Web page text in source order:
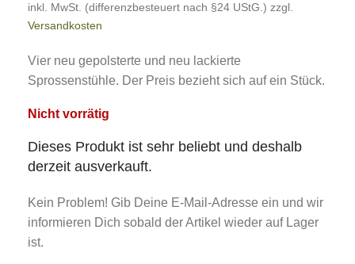
inkl. MwSt. (differenzbesteuert nach §24 UStG.) zzgl.
Versandkosten
Vier neu gepolsterte und neu lackierte
Sprossenstühle. Der Preis bezieht sich auf ein Stück.
Nicht vorrätig
Dieses Produkt ist sehr beliebt und deshalb
derzeit ausverkauft.
Kein Problem! Gib Deine E-Mail-Adresse ein und wir
informieren Dich sobald der Artikel wieder auf Lager
ist.